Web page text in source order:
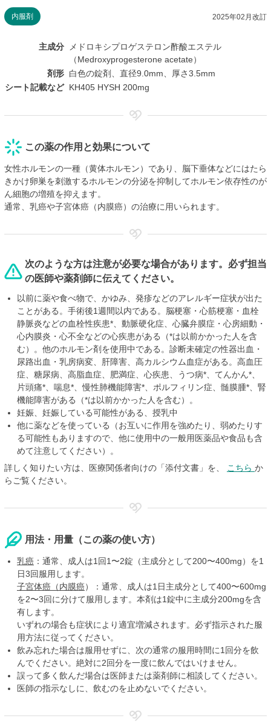
内服剤 2025年02月改訂
主成分
メドロキシプロゲステロン酢酸エステル
（Medroxyprogesterone acetate）
剤形 白色の錠剤、直径9.0mm、厚さ3.5mm
シート記載など KH405 HYSH 200mg
この薬の作用と効果について
女性ホルモンの一種（黄体ホルモン）であり、脳下垂体などにはたら
きかけ卵巣を刺激するホルモンの分泌を抑制してホルモン依存性のが
ん細胞の増殖を抑えます。
通常、乳癌や子宮体癌（内膜癌）の治療に用いられます。
次のような方は注意が必要な場合があります。必ず担当
の医師や薬剤師に伝えてください。
以前に薬や食べ物で、かゆみ、発疹などのアレルギー症状が出た
ことがある。手術後1週間以内である。脳梗塞・心筋梗塞・血栓
静脈炎などの血栓性疾患*、動脈硬化症、心臓弁膜症・心房細動・
心内膜炎・心不全などの心疾患がある（*は以前かかった人を含
む）。他のホルモン剤を使用中である。診断未確定の性器出血・
尿路出血・乳房病変、肝障害、高カルシウム血症がある。高血圧
症、糖尿病、高脂血症、肥満症、心疾患、うつ病*、てんかん*、
片頭痛*、喘息*、慢性肺機能障害*、ポルフィリン症、髄膜腫*、腎
機能障害がある（*は以前かかった人を含む）。
妊娠、妊娠している可能性がある、授乳中
他に薬などを使っている（お互いに作用を強めたり、弱めたりす
る可能性もありますので、他に使用中の一般用医薬品や食品も含
めて注意してください）。
詳しく知りたい方は、医療関係者向けの「添付文書」を、
こちら か
らご覧ください。
用法・用量（この薬の使い方）
乳癌 ：通常、成人は1回1〜2錠（主成分として200〜400mg）を1
日3回服用します。
子宮体癌（内膜癌）：通常、成人は1日主成分として400〜600mg
を2〜3回に分けて服用します。本剤は1錠中に主成分200mgを含
有します。
いずれの場合も症状により適宜増減されます。必ず指示された服
用方法に従ってください。
飲み忘れた場合は服用せずに、次の通常の服用時間に1回分を飲
んでください。絶対に2回分を一度に飲んではいけません。
誤って多く飲んだ場合は医師または薬剤師に相談してください。
医師の指示なしに、飲むのを止めないでください。